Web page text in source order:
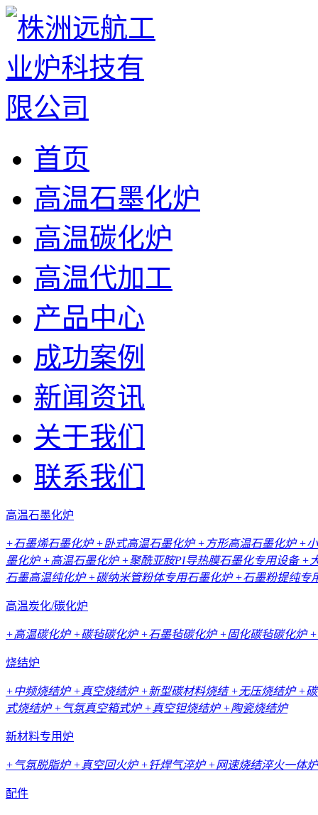
首页
高温石墨化炉
高温碳化炉
高温代加工
产品中心
成功案例
新闻资讯
关于我们
联系我们
高温石墨化炉
+石墨烯石墨化炉+卧式高温石墨化炉+方形高温石墨化炉+
墨化炉+高温石墨化炉+聚酰亚胺PI导热膜石墨化专用设备 +
石墨高温纯化炉+碳纳米管粉体专用石墨化炉+石墨粉提纯专
高温炭化/碳化炉
+高温碳化炉+碳毡碳化炉+石墨毡碳化炉+固化碳毡碳化炉
烧结炉
+中频烧结炉+真空烧结炉+新型碳材料烧结+无压烧结炉+
式烧结炉+气氛真空箱式炉+真空钽烧结炉+陶瓷烧结炉
新材料专用炉
+气氛脱脂炉+真空回火炉+钎焊气淬炉+网速烧结淬火一体炉
配件